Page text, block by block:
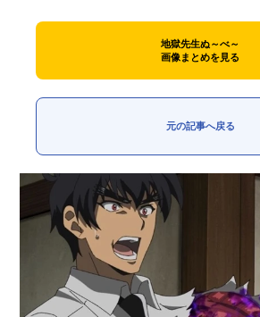
地獄先生ぬ～べ～
画像まとめを見る
元の記事へ戻る